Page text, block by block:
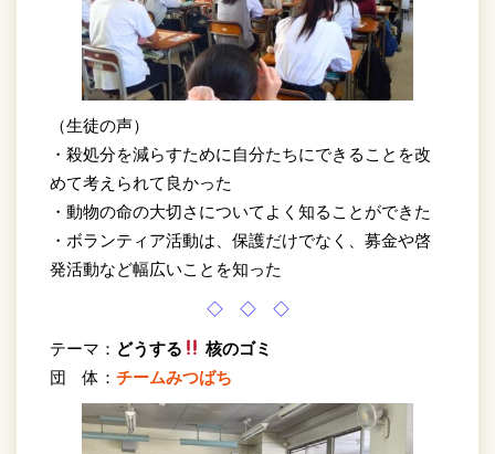
（生徒の声）
・殺処分を減らすために自分たちにできることを改
めて考えられて良かった
・動物の命の大切さについてよく知ることができた
・ボランティア活動は、保護だけでなく、募金や啓
発活動など幅広いことを知った
◇ ◇ ◇
テーマ： どうする
核のゴミ
団 体： チームみつばち